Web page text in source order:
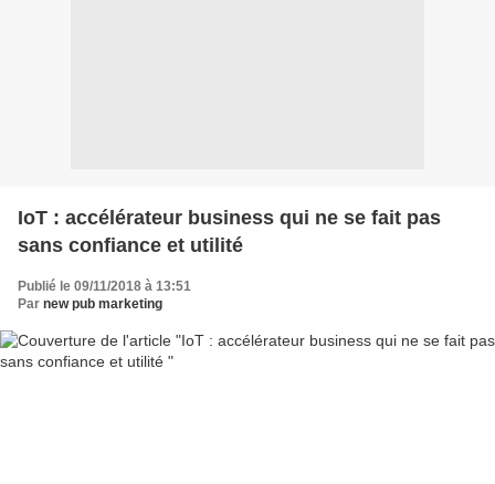
IoT : accélérateur business qui ne se fait pas
sans confiance et utilité
Publié le 09/11/2018 à 13:51
Par new pub marketing